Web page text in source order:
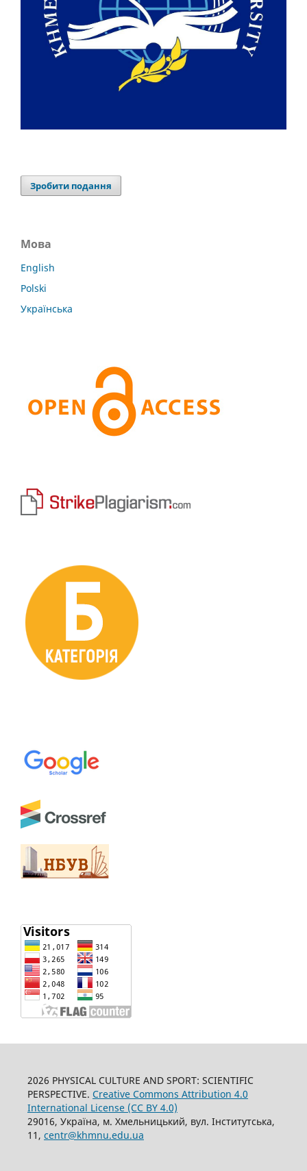
Зробити подання
Мова
English
Polski
Українська
2026 PHYSICAL CULTURE AND SPORT: SCIENTIFIC
PERSPECTIVE. Creative Commons Attribution 4.0
International License (CC BY 4.0)
29016, Україна, м. Хмельницький, вул. Інститутська,
11, centr@khmnu.edu.ua